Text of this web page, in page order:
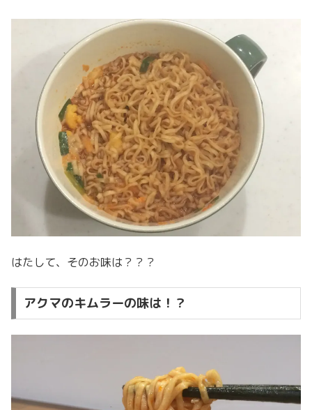
はたして、そのお味は？？？
アクマのキムラーの味は！？